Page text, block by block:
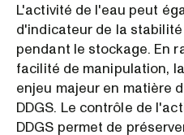
L'activité de l'eau peut
d'indicateur de la stabilité
pendant le stockage. En
facilité de manipulation,
enjeu majeur en matière
DDGS. Le contrôle de
DDGS permet de